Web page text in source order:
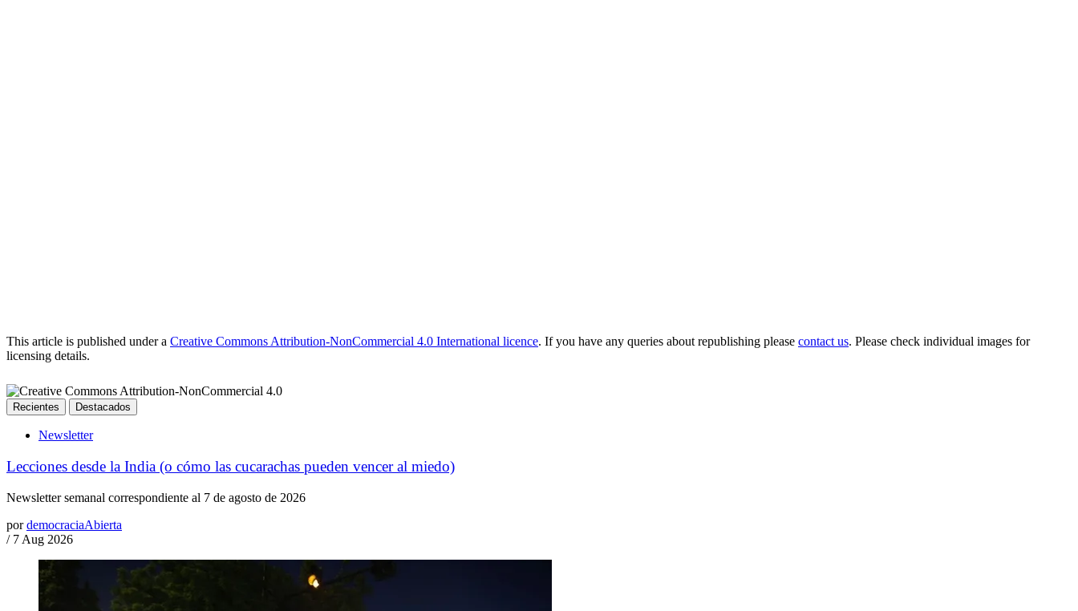
This article is published under a Creative Commons Attribution-NonCommercial 4.0 International licence. If you have any queries about republishing please contact us. Please check individual images for
licensing details.
Recientes Destacados
Newsletter
Lecciones desde la India (o cómo las cucarachas pueden vencer al miedo)
Newsletter semanal correspondiente al 7 de agosto de 2026
por democraciaAbierta
/ 7 Aug 2026